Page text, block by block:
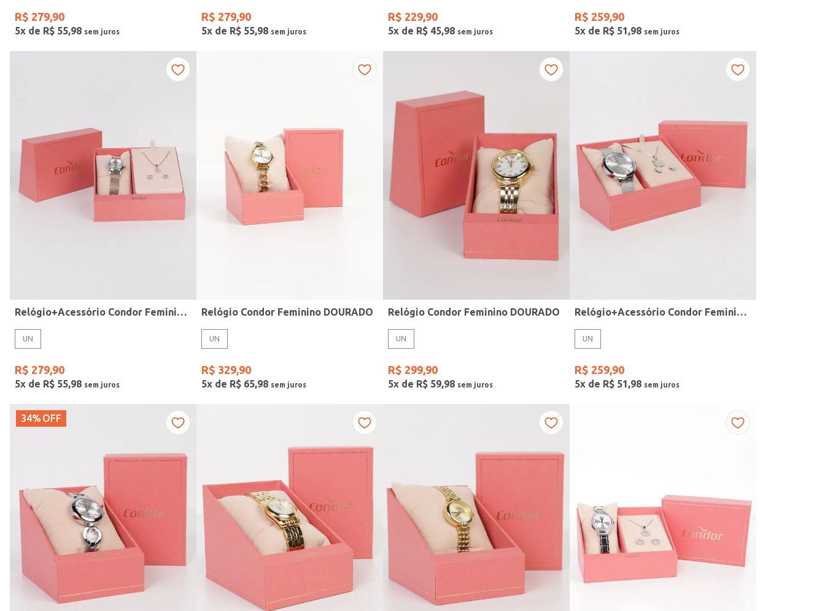
Modelo de Pulseira
R$ 199,00 R$ 350,00
R$ 279,90
5x de R$ 55,98
R$ 279,90
5x de R$ 55,98
R$ 229,90
5x de R$ 45,98
R$ 259,90
5x de R$ 51 ,98
Relógio+Acessório Condor Feminino ROSE
UN
R$ 279,90
5x de R$ 55,98
Relógio Condor Feminino DOURADO
UN
R$ 329,90
5x de R$ 65,98
Relógio Condor Feminino DOURADO
UN
R$ 299,90
5x de R$ 59,98
Relógio+Acessório Condor Feminino PRATA
UN
R$ 259,90
5x de R$ 51,98
34% OFF